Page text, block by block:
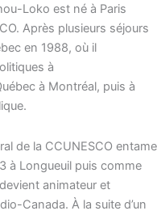
Loko est né à Paris
Après plusieurs séjours
en 1988, où il
à
à Montréal, puis à
de la CCUNESCO entame
à Longueuil puis comme
animateur et
Canada. À la suite d’un